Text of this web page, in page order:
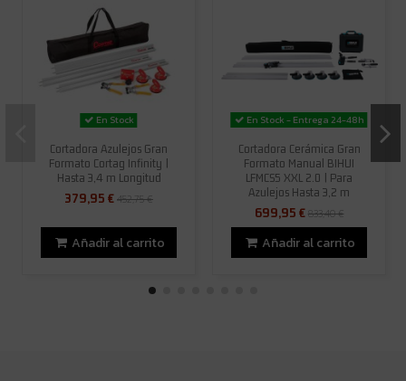
En Stock
Cortadora Azulejos Gran
Formato Cortag Infinity |
Hasta 3,4 m Longitud
379,95 €452,75 €
Añadir al carrito
En Stock - Entrega 24-48h
Cortadora Cerámica Gran
Formato Manual BIHUI
LFMCS5 XXL 2.0 | Para
Azulejos Hasta 3,2 m
699,95 €833,40 €
Añadir al carrito